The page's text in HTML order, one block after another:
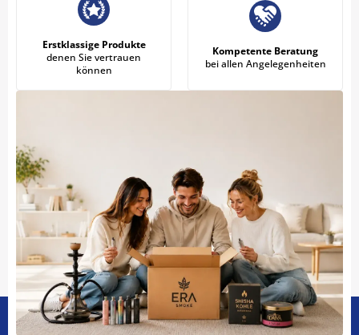
Erstklassige Produkte
denen Sie vertrauen
können
Kompetente Beratung
bei allen Angelegenheiten